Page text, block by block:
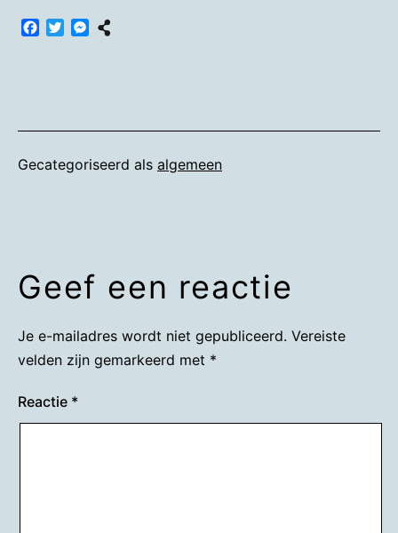
Facebook
TwitterMessenger
Gecategoriseerd als algemeen
Geef een reactie
Je e-mailadres wordt niet gepubliceerd. Vereiste
velden zijn gemarkeerd met *
Reactie *